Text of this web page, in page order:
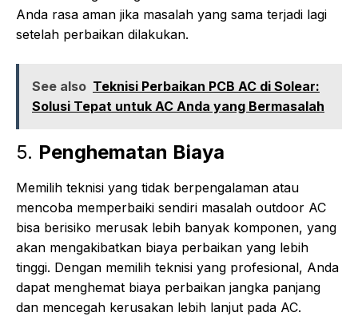
Anda rasa aman jika masalah yang sama terjadi lagi
setelah perbaikan dilakukan.
See also Teknisi Perbaikan PCB AC di Solear:
Solusi Tepat untuk AC Anda yang Bermasalah
5. Penghematan Biaya
Memilih teknisi yang tidak berpengalaman atau
mencoba memperbaiki sendiri masalah outdoor AC
bisa berisiko merusak lebih banyak komponen, yang
akan mengakibatkan biaya perbaikan yang lebih
tinggi. Dengan memilih teknisi yang profesional, Anda
dapat menghemat biaya perbaikan jangka panjang
dan mencegah kerusakan lebih lanjut pada AC.